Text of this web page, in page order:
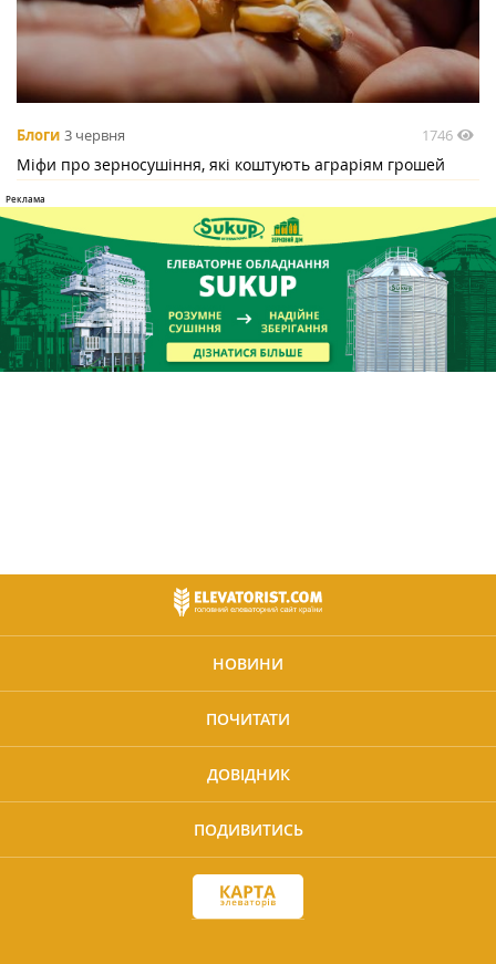
Блоги 3 червня 1746
Міфи про зерносушіння, які коштують аграріям грошей
НОВИНИ
ПОЧИТАТИ
ДОВІДНИК
ПОДИВИТИСЬ